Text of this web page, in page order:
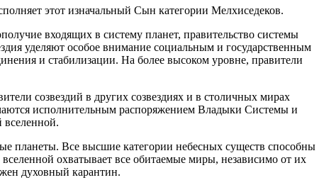
этот изначальный Сын категории Мелхиседеков.
входящих в систему планет, правительство системы
уделяют особое внимание социальным и государственным
и стабилизации. На более высоком уровне, правители
созвездий в других созвездиях и в столичных мирах
исполнительным распоряжением Владыки Системы и
вселенной.
планеты. Все высшие категории небесных существ способны
охватывает все обитаемые миры, независимо от их
духовный карантин.